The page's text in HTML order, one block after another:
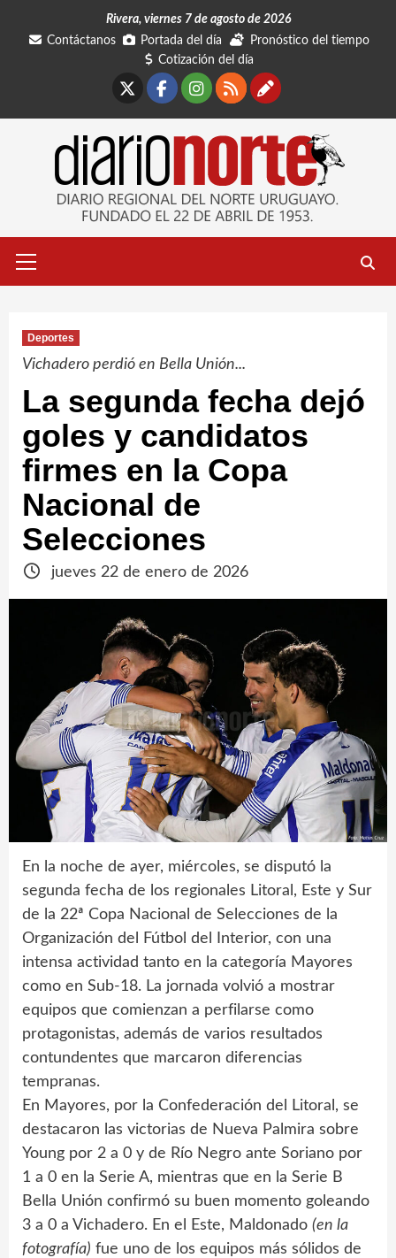
Rivera, viernes 7 de agosto de 2026
Contáctanos
Portada del día
Pronóstico del tiempo
Cotización del día
Facebook
Instagram
RSSContáctanos
primario
Deportes
Vichadero perdió en Bella Unión...
La segunda fecha dejó
goles y candidatos
firmes en la Copa
Nacional de
Selecciones
jueves 22 de enero de 2026
En la noche de ayer, miércoles, se disputó la
segunda fecha de los regionales Litoral, Este y Sur
de la 22ª Copa Nacional de Selecciones de la
Organización del Fútbol del Interior, con una
intensa actividad tanto en la categoría Mayores
como en Sub-18. La jornada volvió a mostrar
equipos que comienzan a perfilarse como
protagonistas, además de varios resultados
contundentes que marcaron diferencias
tempranas.
En Mayores, por la Confederación del Litoral, se
destacaron las victorias de Nueva Palmira sobre
Young por 2 a 0 y de Río Negro ante Soriano por
1 a 0 en la Serie A, mientras que en la Serie B
Bella Unión confirmó su buen momento goleando
3 a 0 a Vichadero. En el Este, Maldonado (en la
fotografía) fue uno de los equipos más sólidos de